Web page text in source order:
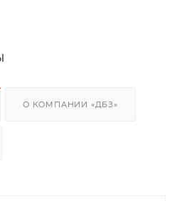
О КОМПАНИИ «ДБЗ»